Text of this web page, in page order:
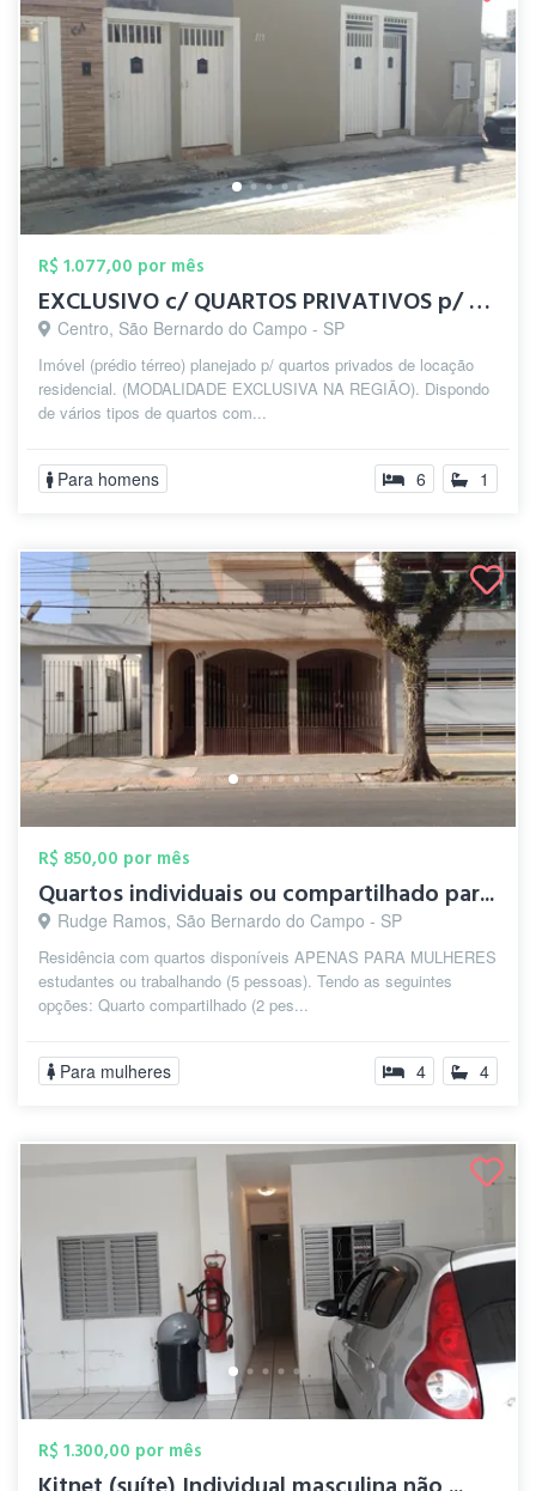
R$ 1.077,00 por mês
EXCLUSIVO c/ QUARTOS PRIVATIVOS p/ HOMEN...
Centro, São Bernardo do Campo - SP
Imóvel (prédio térreo) planejado p/ quartos privados de locação
residencial. (MODALIDADE EXCLUSIVA NA REGIÃO). Dispondo
de vários tipos de quartos com...
Para homens 6 1
R$ 850,00 por mês
Quartos individuais ou compartilhado par...
Rudge Ramos, São Bernardo do Campo - SP
Residência com quartos disponíveis APENAS PARA MULHERES
estudantes ou trabalhando (5 pessoas). Tendo as seguintes
opções: Quarto compartilhado (2 pes...
Para mulheres 4 4
R$ 1.300,00 por mês